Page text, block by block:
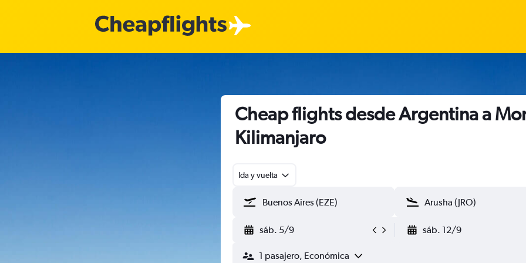
Cheap flights desde Argentina a
Kilimanjaro
Ida y vuelta
sáb. 5/9 sáb. 12/9
1 pasajero, Económica